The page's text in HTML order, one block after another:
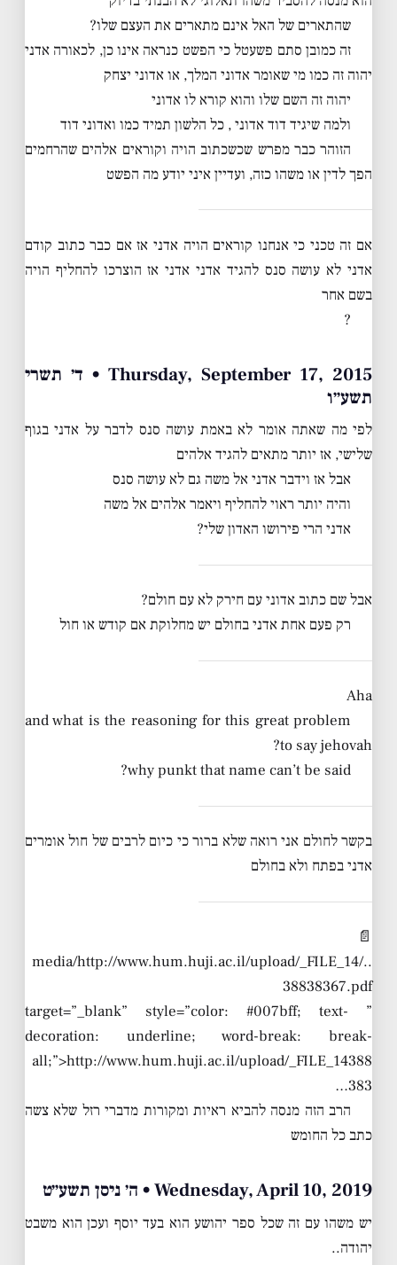
שהתארים של האל אינם מתארים את העצם שלו?
זה כמובן סתם פשעטל כי הפשט כנראה אינו כן, לכאורה אדני
יהוה זה כמו מי שאומר אדוני המלך, או אדוני יצחק
יהוה זה השם שלו והוא קורא לו אדוני
ולמה שיגיד דוד אדוני , כל הלשון תמיד כמו ואדוני דוד
הזוהר כבר מפרש שכשכתוב הויה וקוראים אלהים שהרחמים
הפך לדין או משהו כזה, ועדיין איני יודע מה הפשט
אם זה טכני כי אנחנו קוראים הויה אדני אז אם כבר כתוב קודם
אדני לא עושה סנס להגיד אדני אדני אז הוצרכו להחליף הויה
בשם אחר
?
Thursday, September 17, 2015 • ד׳ תשרי
תשע״ו
לפי מה שאתה אומר לא באמת עושה סנס לדבר על אדני בגוף
שלישי, אז יותר מתאים להגיד אלהים
אבל אז וידבר אדני אל משה גם לא עושה סנס
והיה יותר ראוי להחליף ויאמר אלהים אל משה
אדני הרי פירושו האדון שלי?
אבל שם כתוב אדוני עם חירק לא עם חולם?
רק פעם אחת אדני בחולם יש מחלוקת אם קודש או חול
Aha
and what is the reasoning for this great problem
to say jehovah?
why punkt that name can’t be said?
בקשר לחולם אני רואה שלא ברור כי כיום לרבים של חול אומרים
אדני בפתח ולא בחולם
📄
../media/http://www.hum.huji.ac.il/upload/_FILE_14
38838367.pdf
” target=”_blank” style=”color: #007bff; text-
decoration: underline; word-break: break-
all;”>http://www.hum.huji.ac.il/upload/_FILE_14388
383…
הרב הזה מנסה להביא ראיות ומקורות מדברי רזל שלא צשה
כתב כל החומש
Wednesday, April 10, 2019 • ה׳ ניסן תשע״ט
יש משהו עם זה שכל ספר יהושע הוא בעד יוסף ועכן הוא משבט
יהודה..